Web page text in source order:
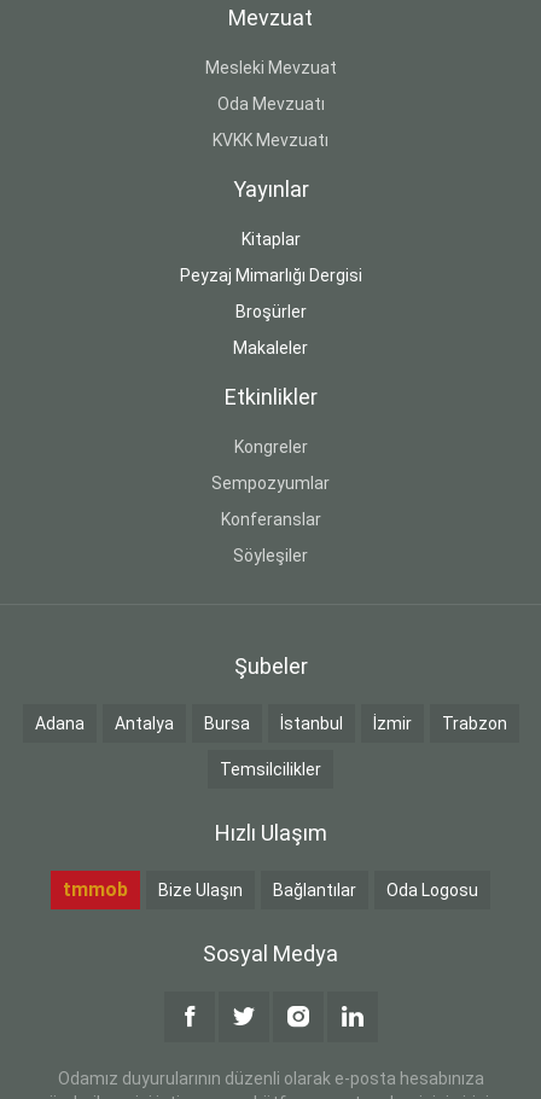
Mevzuat
Mesleki Mevzuat
Oda Mevzuatı
KVKK Mevzuatı
Yayınlar
Kitaplar
Peyzaj Mimarlığı Dergisi
Broşürler
Makaleler
Etkinlikler
Kongreler
Sempozyumlar
Konferanslar
Söyleşiler
Şubeler
Adana Antalya Bursa İstanbul İzmir Trabzon
Temsilcilikler
Hızlı Ulaşım
tmmob Bize Ulaşın Bağlantılar Oda Logosu
Sosyal Medya
Odamız duyurularının düzenli olarak e-posta hesabınıza